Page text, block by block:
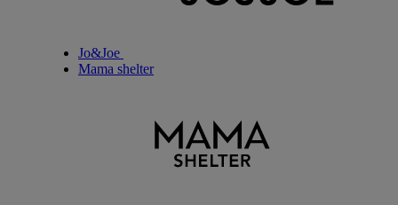
Jo&Joe
Mama shelter